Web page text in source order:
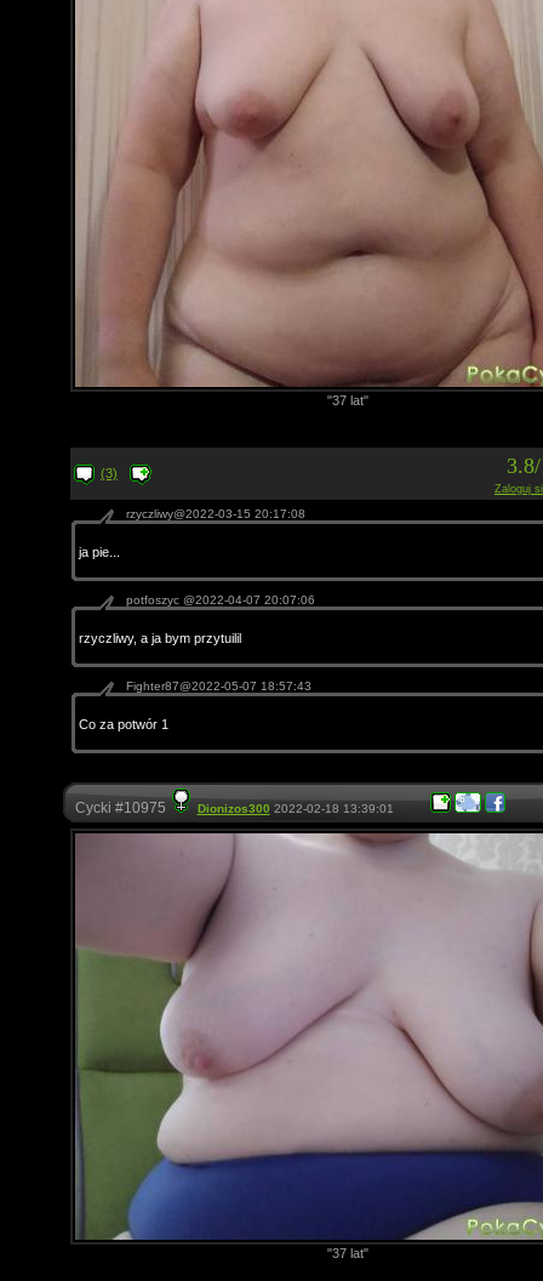
"37 lat"
(3)
Zaloguj
rzyczliwy@2022-03-15 20:17:08
ja pie...
potfoszyc @2022-04-07 20:07:06
rzyczliwy, a ja bym przytuilil
Fighter87@2022-05-07 18:57:43
Co za potwór 1
Cycki #10975 Dionizos300 2022-02-18 13:39:01
"37 lat"